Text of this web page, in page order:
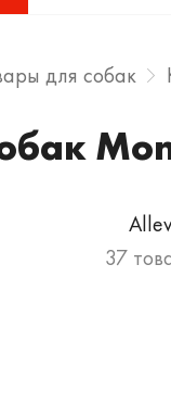
для собак
37